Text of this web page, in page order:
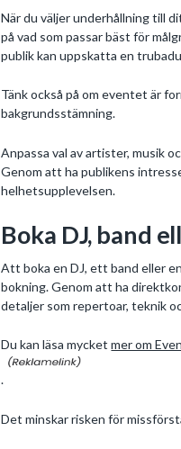
När du väljer underhållning till
på vad som passar bäst för
publik kan uppskatta en
Tänk också på om eventet är
bakgrundsstämning.
Anpassa val av artister, musik
Genom att ha publikens
helhetsupplevelsen.
Boka DJ, band
Att boka en DJ, ett band eller
bokning. Genom att ha
detaljer som repertoar, teknik
Du kan läsa mycketmer om
.
Det minskar risken för